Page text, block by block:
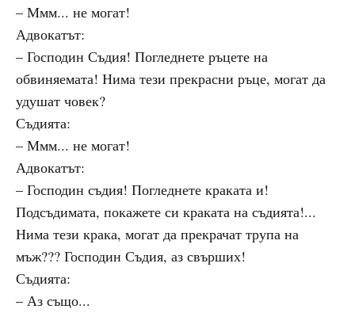
– Ммм... не могат!
Адвокатът:
– Господин Съдия! Погледнете ръцете на
обвиняемата! Нима тези прекрасни ръце, могат да
удушат човек?
Съдията:
– Ммм... не могат!
Адвокатът:
– Господин съдия! Погледнете краката и!
Подсъдимата, покажете си краката на съдията!...
Нима тези крака, могат да прекрачат трупа на
мъж??? Господин Съдия, аз свърших!
Съдията:
– Аз също...